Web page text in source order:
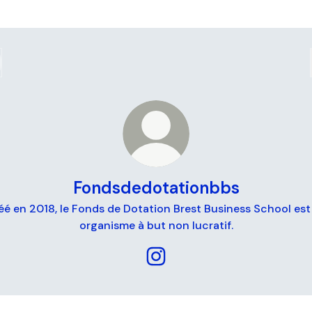
Fondsdedotationbbs
en 2018, le Fonds de Dotation Brest Business School
organisme à but non lucratif.